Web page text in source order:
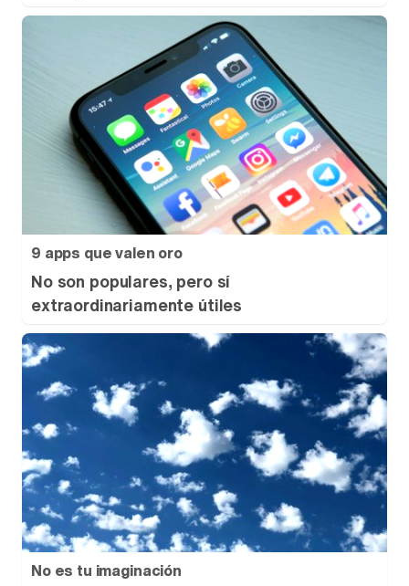
9 apps que valen oro
No son populares, pero sí
extraordinariamente útiles
No es tu imaginación